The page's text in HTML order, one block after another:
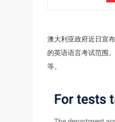
澳大利亚政府近日宣
的英语语言考试范围
等。